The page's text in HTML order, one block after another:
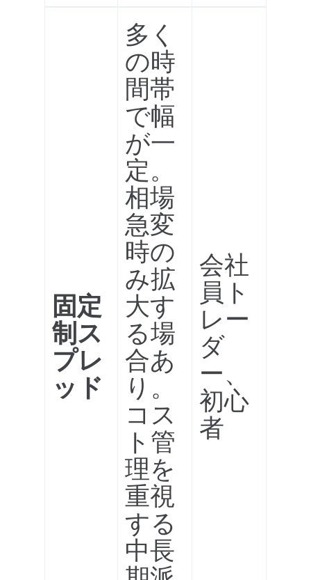
固定
制ス
プレ
ッド
多く
の時
間帯
で幅
が一
定。
相場
急変
時の
み拡
大す
る場
合あ
り。
コス
ト管
理を
重視
する
中長
会社
員ト
レー
ダ
ー、
初心
者